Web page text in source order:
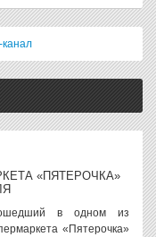
«ПЯТЕРОЧКА»
в одном из
«Пятерочка»